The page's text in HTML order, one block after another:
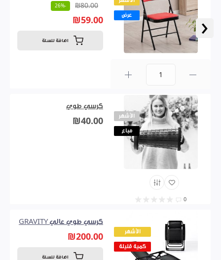
‹ عرض
₪80.00
-26%
₪59.00
اضافة للسلة
الأشهر
مباع
0
كرسي طوي
₪40.00
الأشهر
كمية قليلة
كرسي طوي عالي GRAVITY
₪200.00
اضافة للسلة